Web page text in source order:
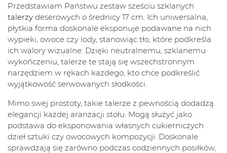
Przedstawiam Państwu zestaw sześciu szklanych
talerzy deserowych o średnicy 17 cm. Ich uniwersalna,
płytkia forma doskonale eksponuje podawane na nich
wypieki, owoce czy lody, stanowiąc tło, które podkreśla
ich walory wizualne. Dzięki neutralnemu, szklanemu
wykończeniu, talerze te stają się wszechstronnym
narzędziem w rękach każdego, kto chce podkreślić
wyjątkowość serwowanych słodkości.
Mimo swej prostoty, takie talerze z pewnością dodadzą
elegancji każdej aranżacji stołu. Mogą służyć jako
podstawa do eksponowania własnych cukierniczych
dzieł sztuki czy owocowych kompozycji. Doskonale
sprawdzają się zarówno podczas codziennych posiłków,